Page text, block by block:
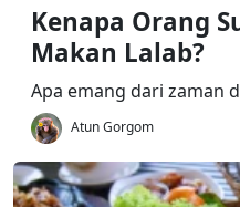
Kenapa Orang
Makan Lalab?
Apa emang dari zaman
Atun Gorgom